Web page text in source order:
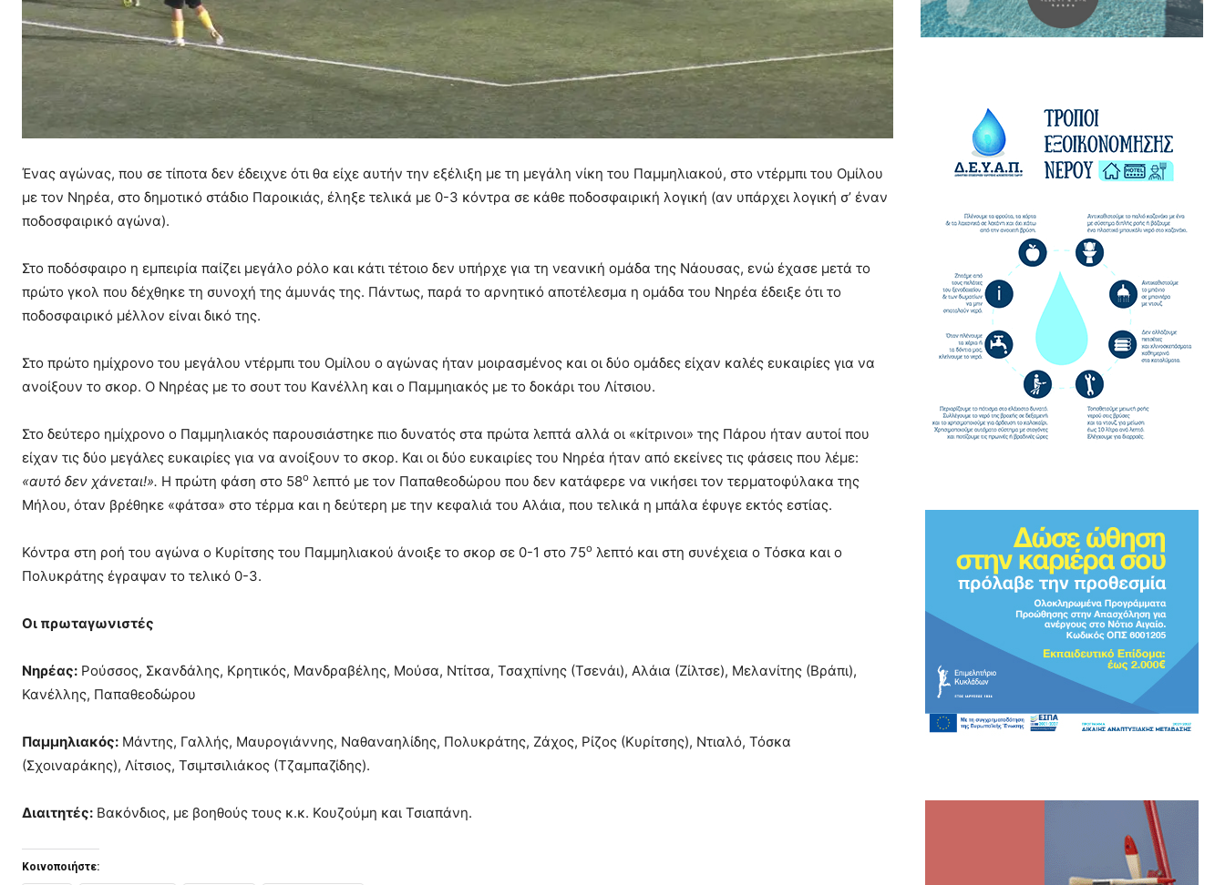
Ένας αγώνας, που σε τίποτα δεν έδειχνε ότι θα είχε αυτήν την εξέλιξη με τη μεγάλη νίκη του Παμμηλιακού, στο ντέρμπι του Ομίλου
με τον Νηρέα, στο δημοτικό στάδιο Παροικιάς, έληξε τελικά με 0-3 κόντρα σε κάθε ποδοσφαιρική λογική (αν υπάρχει λογική σ’ έναν
ποδοσφαιρικό αγώνα).
Στο ποδόσφαιρο η εμπειρία παίζει μεγάλο ρόλο και κάτι τέτοιο δεν υπήρχε για τη νεανική ομάδα της Νάουσας, ενώ έχασε μετά το
πρώτο γκολ που δέχθηκε τη συνοχή της άμυνάς της. Πάντως, παρά το αρνητικό αποτέλεσμα η ομάδα του Νηρέα έδειξε ότι το
ποδοσφαιρικό μέλλον είναι δικό της.
Στο πρώτο ημίχρονο του μεγάλου ντέρμπι του Ομίλου ο αγώνας ήταν μοιρασμένος και οι δύο ομάδες είχαν καλές ευκαιρίες για να
ανοίξουν το σκορ. Ο Νηρέας με το σουτ του Κανέλλη και ο Παμμηιακός με το δοκάρι του Λίτσιου.
Στο δεύτερο ημίχρονο ο Παμμηλιακός παρουσιάστηκε πιο δυνατός στα πρώτα λεπτά αλλά οι «κίτρινοι» της Πάρου ήταν αυτοί που
είχαν τις δύο μεγάλες ευκαιρίες για να ανοίξουν το σκορ. Και οι δύο ευκαιρίες του Νηρέα ήταν από εκείνες τις φάσεις που λέμε:
«αυτό δεν χάνεται!». Η πρώτη φάση στο 58ο λεπτό με τον Παπαθεοδώρου που δεν κατάφερε να νικήσει τον τερματοφύλακα της
Μήλου, όταν βρέθηκε «φάτσα» στο τέρμα και η δεύτερη με την κεφαλιά του Αλάια, που τελικά η μπάλα έφυγε εκτός εστίας.
Κόντρα στη ροή του αγώνα ο Κυρίτσης του Παμμηλιακού άνοιξε το σκορ σε 0-1 στο 75ο λεπτό και στη συνέχεια ο Τόσκα και ο
Πολυκράτης έγραψαν το τελικό 0-3.
Οι πρωταγωνιστές
Νηρέας: Ρούσσος, Σκανδάλης, Κρητικός, Μανδραβέλης, Μούσα, Ντίτσα, Τσαχπίνης (Τσενάι), Αλάια (Ζίλτσε), Μελανίτης (Βράπι),
Κανέλλης, Παπαθεοδώρου
Παμμηλιακός: Μάντης, Γαλλής, Μαυρογιάννης, Ναθαναηλίδης, Πολυκράτης, Ζάχος, Ρίζος (Κυρίτσης), Ντιαλό, Τόσκα
(Σχοιναράκης), Λίτσιος, Τσιμτσιλιάκος (Τζαμπαζίδης).
Διαιτητές: Βακόνδιος, με βοηθούς τους κ.κ. Κουζούμη και Τσιαπάνη.
Κοινοποιήστε: